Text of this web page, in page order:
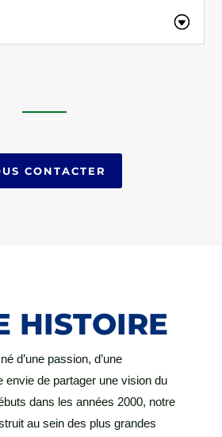
CONTACTER
HISTOIRE
d’une passion, d’une
envie de partager une vision du
dans les années 2000, notre
au sein des plus grandes